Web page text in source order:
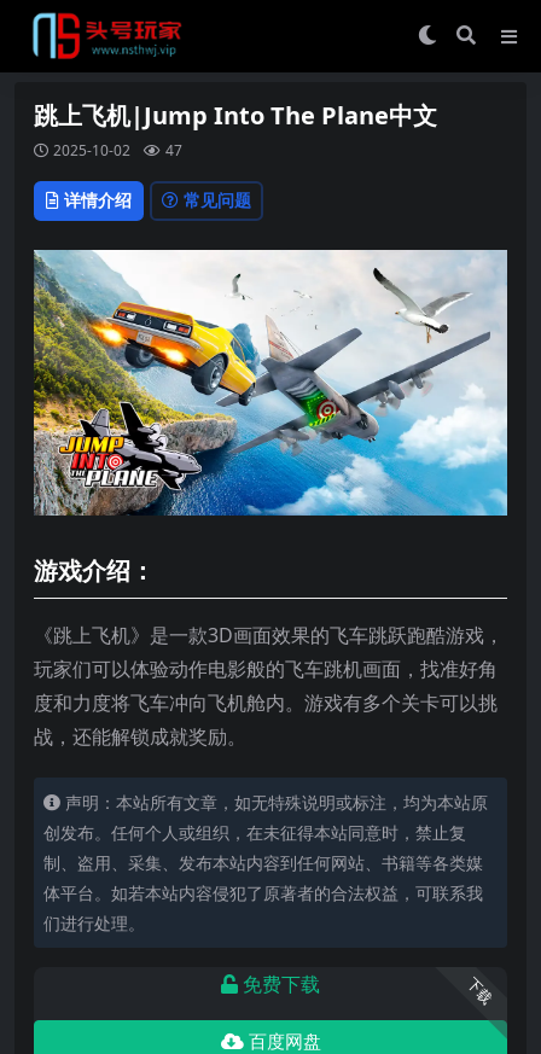
跳上飞机|Jump Into The Plane中文
2025-10-02 47
详情介绍 常见问题
游戏介绍：
《跳上飞机》是一款3D画面效果的飞车跳跃跑酷游戏，
玩家们可以体验动作电影般的飞车跳机画面，找准好角
度和力度将飞车冲向飞机舱内。游戏有多个关卡可以挑
战，还能解锁成就奖励。
声明：本站所有文章，如无特殊说明或标注，均为本站原
创发布。任何个人或组织，在未征得本站同意时，禁止复
制、盗用、采集、发布本站内容到任何网站、书籍等各类媒
体平台。如若本站内容侵犯了原著者的合法权益，可联系我
们进行处理。
下载
免费下载
百度网盘